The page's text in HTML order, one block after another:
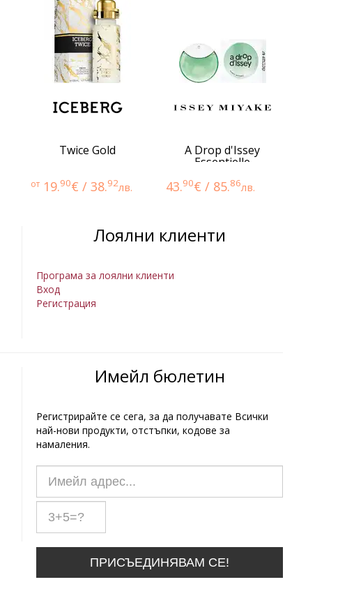
Twice Gold
от 19.90€ / 38.92лв.
A Drop d'Issey
Essentielle
43.90€ / 85.86лв.
Лоялни клиенти
Програма за лоялни клиенти
Вход
Регистрация
Имейл бюлетин
Регистрирайте се сега, за да получавате Всички
най-нови продукти, отстъпки, кодове за
намаления.